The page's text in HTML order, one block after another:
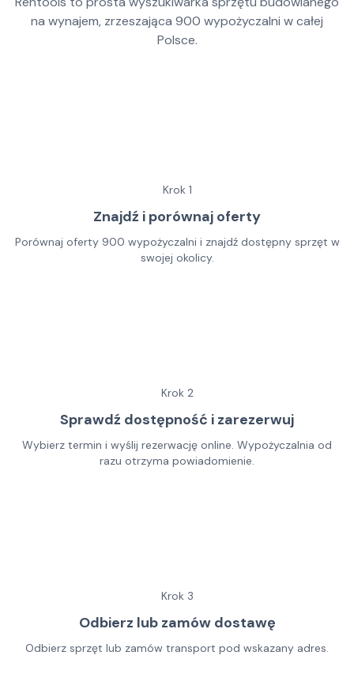
na wynajem, zrzeszająca 900 wypożyczalni w całej
Polsce.
Krok 1
Znajdź i porównaj oferty
Porównaj oferty 900 wypożyczalni i znajdź dostępny sprzęt w
swojej okolicy.
Krok 2
Sprawdź dostępność i zarezerwuj
Wybierz termin i wyślij rezerwację online. Wypożyczalnia od
razu otrzyma powiadomienie.
Krok 3
Odbierz lub zamów dostawę
Odbierz sprzęt lub zamów transport pod wskazany adres.